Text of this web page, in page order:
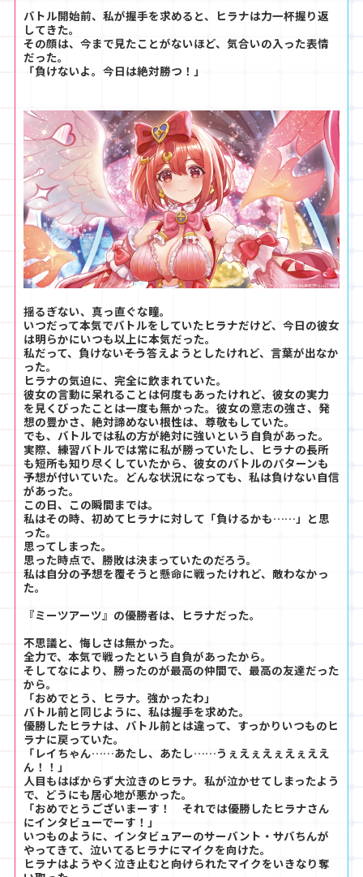
バトル開始前、私が握手を求めると、ヒラナは力一杯握り返
してきた。
その顔は、今まで見たことがないほど、気合いの入った表情
だった。
「負けないよ。今日は絶対勝つ！」
揺るぎない、真っ直ぐな瞳。
いつだって本気でバトルをしていたヒラナだけど、今日の彼女
は明らかにいつも以上に本気だった。
私だって、負けない――そう答えようとしたけれど、言葉が出なか
った。
ヒラナの気迫に、完全に飲まれていた。
彼女の言動に呆れることは何度もあったけれど、彼女の実力
を見くびったことは一度も無かった。彼女の意志の強さ、発
想の豊かさ、絶対諦めない根性は、尊敬もしていた。
でも、バトルでは私の方が絶対に強いという自負があった。
実際、練習バトルでは常に私が勝っていたし、ヒラナの長所
も短所も知り尽くしていたから、彼女のバトルのパターンも
予想が付いていた。どんな状況になっても、私は負けない自信
があった。
この日、この瞬間までは。
私はその時、初めてヒラナに対して「負けるかも……」と思
った。
思ってしまった。
思った時点で、勝敗は決まっていたのだろう。
私は自分の予想を覆そうと懸命に戦ったけれど、敵わなかっ
た。
『ミーツアーツ』の優勝者は、ヒラナだった。
不思議と、悔しさは無かった。
全力で、本気で戦ったという自負があったから。
そしてなにより、勝ったのが最高の仲間で、最高の友達だった
から。
「おめでとう、ヒラナ。強かったわ」
バトル前と同じように、私は握手を求めた。
優勝したヒラナは、バトル前とは違って、すっかりいつものヒ
ラナに戻っていた。
「レイちゃん……あたし、あたし……うぇえぇえぇえぇええ
ん！！」
人目もはばからず大泣きのヒラナ。私が泣かせてしまったよう
で、どうにも居心地が悪かった。
「おめでとうございまーす！ それでは優勝したヒラナさん
にインタビューでーす！」
いつものように、インタビュアーのサーバント・サバちんが
やってきて、泣いてるヒラナにマイクを向けた。
ヒラナはようやく泣き止むと――向けられたマイクをいきなり奪